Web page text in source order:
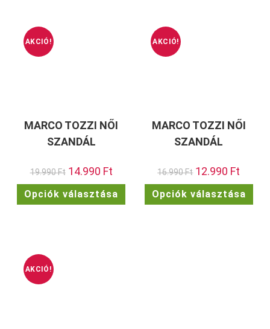
AKCIÓ!
MARCO TOZZI NŐI
SZANDÁL
19.990Ft Original
price
was:
19.990 Ft.
14.990 FtCurrent
price
is:
14.990 Ft.
Opciók választása
Ennek
terméknek
AKCIÓ!
MARCO TOZZI NŐI
SZANDÁL
16.990Ft Original
price
was:
16.990 Ft.
12.990 Ft
is:
12.990
Opciók választása
AKCIÓ!